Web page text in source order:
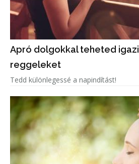
Apró dolgokkal teheted
reggeleket
Tedd különlegessé a napindítást!